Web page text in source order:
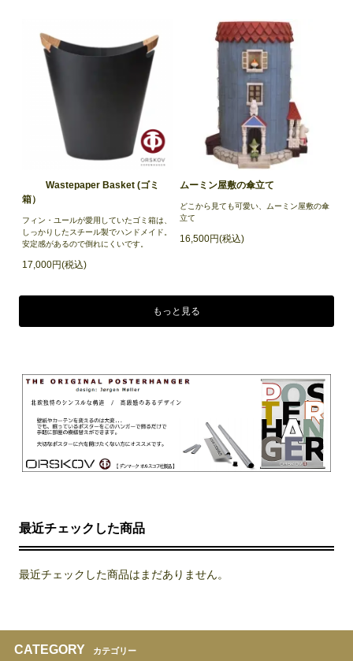
Wastepaper Basket (ゴミ
箱）
フィン・ユールが愛用していたゴミ箱は、
しっかりしたスチール製でハンドメイド。
安定感があるので倒れにくいです。
17,000円(税込)
ムーミン屋敷の傘立て
どこから見ても可愛い、ムーミン屋敷の傘
立て
16,500円(税込)
もっと見る
最近チェックした商品
最近チェックした商品はまだありません。
CATEGORY カテゴリー